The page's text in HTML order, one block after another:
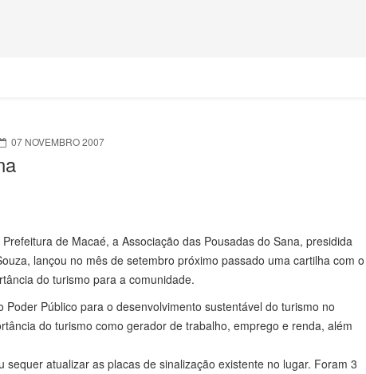
07 NOVEMBRO 2007
de Macaé, a Associação das Pousadas do Sana, presidida
lançou no mês de setembro próximo passado uma cartilha com o
do turismo para a comunidade.
Público para o desenvolvimento sustentável do turismo no
do turismo como gerador de trabalho, emprego e renda, além
atualizar as placas de sinalização existente no lugar. Foram 3